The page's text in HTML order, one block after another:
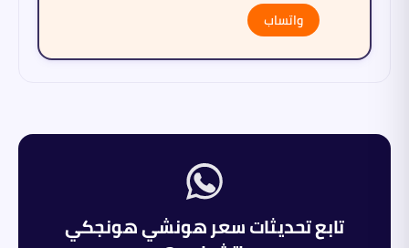
واتساب
تابع تحديثات سعرهونشيهونجكي